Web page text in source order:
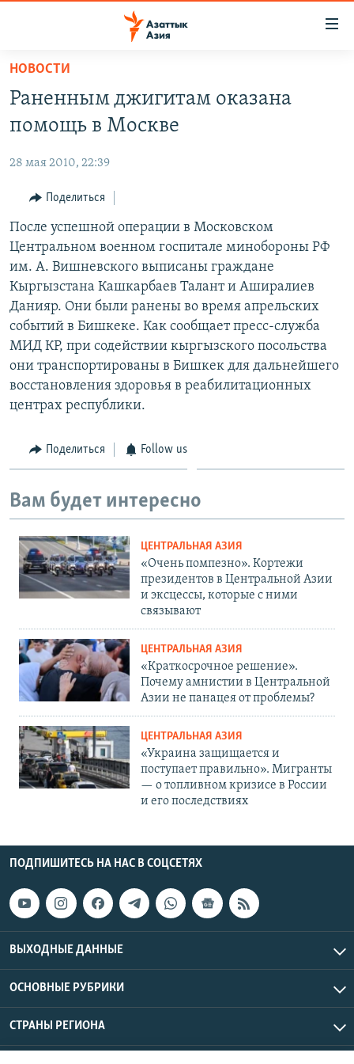
Вернуться
основному
содержанию
навигации
Вернутся
поиску
УЗБЕКИСТАН
ТАДЖИКИСТАН
НА ДРУГИХ ЯЗЫКАХ
ҚАЗАҚША
КЫРГЫЗЧА
ЎЗБЕКЧА
ТОҶИКӢ
TÜRKMENÇE
Все сайты РСЕ/РС
НОВОСТИ
Раненным джигитам оказана
помощь в Москве
28 мая 2010, 22:39
Поделиться
После успешной операции в Московском
Центральном военном госпитале минобороны РФ
им. А. Вишневского выписаны граждане
Кыргызстана Кашкарбаев Талант и Аширалиев
Данияр. Они были ранены во время апрельских
событий в Бишкеке. Как сообщает пресс-служба
МИД КР, при содействии кыргызского посольства
они транспортированы в Бишкек для дальнейшего
восстановления здоровья в реабилитационных
центрах республики.
Поделиться Follow us
Вам будет интересно
ЦЕНТРАЛЬНАЯ АЗИЯ
«Очень помпезно». Кортежи
президентов в Центральной Азии
и эксцессы, которые с ними
связывают
ЦЕНТРАЛЬНАЯ АЗИЯ
«Краткосрочное решение».
Почему амнистии в Центральной
Азии не панацея от проблемы?
ЦЕНТРАЛЬНАЯ АЗИЯ
«Украина защищается и
поступает правильно». Мигранты
— о топливном кризисе в России
и его последствиях
ПОДПИШИТЕСЬ НА НАС В СОЦСЕТЯХ
ВЫХОДНЫЕ ДАННЫЕ
ОСНОВНЫЕ РУБРИКИ
СТРАНЫ РЕГИОНА